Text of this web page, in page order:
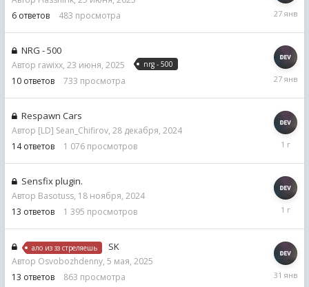
6 ответов 483 просмотра
27
NRG - 500
Автор rawixx, 23 июня, 2025 nrg - 500
10 ответов 733 просмотра
27
Respawn Cars
Автор [LD] Sean_Chifirov, 28 декабря, 2024
14 ответов 1 076 просмотров
12
2025
Sensfix plugin.
Автор Basotuss, 18 ноября, 2024
13 ответов 1 395 просмотров
12
2025
ало из зз стреляешь SK
Автор Osvobozhdenny, 5 мая, 2025
13 ответов 863 просмотра
31